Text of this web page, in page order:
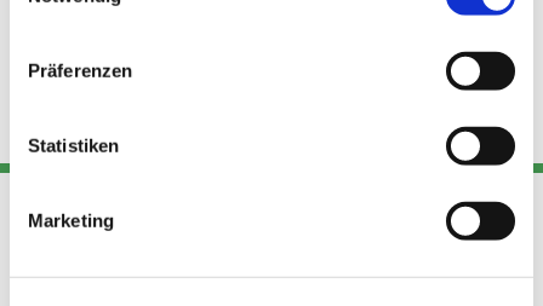
Präferenzen
Statistiken
Marketing
Adresse
Kont
Links